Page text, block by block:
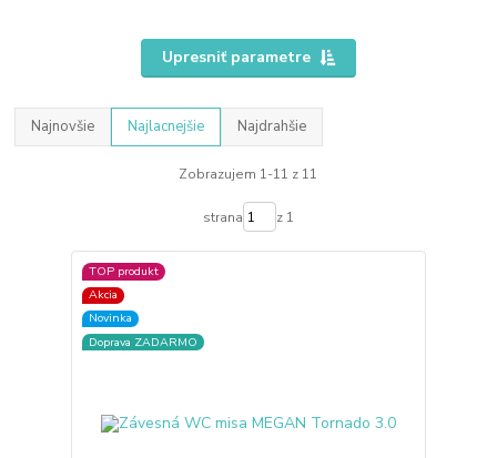
Upresniť parametre
Najnovšie Najlacnejšie Najdrahšie
Zobrazujem 1-11 z 11
strana z 1
TOP produkt
Akcia
Novinka
Doprava ZADARMO